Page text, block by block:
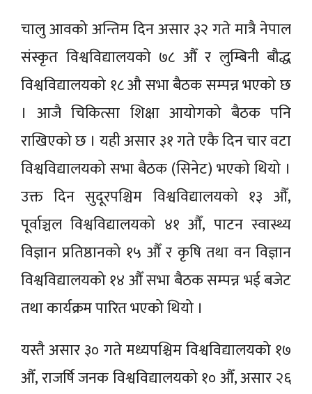
चालु आवको अन्तिम दिन असार ३२ गते मात्रै नेपाल
संस्कृत विश्वविद्यालयको ७८ औँ र लुम्बिनी बौद्ध
विश्वविद्यालयको १८ औ सभा बैठक सम्पन्न भएको छ
। आजै चिकित्सा शिक्षा आयोगको बैठक पनि
राखिएको छ । यही असार ३१ गते एकै दिन चार वटा
विश्वविद्यालयको सभा बैठक (सिनेट) भएको थियो ।
उक्त दिन सुदूरपश्चिम विश्वविद्यालयको १३ औँ,
पूर्वाञ्चल विश्वविद्यालयको ४१ औँ, पाटन स्वास्थ्य
विज्ञान प्रतिष्ठानको १५ औँ र कृषि तथा वन विज्ञान
विश्वविद्यालयको १४ औँ सभा बैठक सम्पन्न भई बजेट
तथा कार्यक्रम पारित भएको थियो ।
यस्तै असार ३० गते मध्यपश्चिम विश्वविद्यालयको १७
औँ, राजर्षि जनक विश्वविद्यालयको १० औँ, असार २६